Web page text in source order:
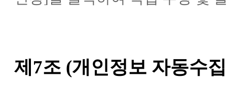
제7조 (개인정보 자동수